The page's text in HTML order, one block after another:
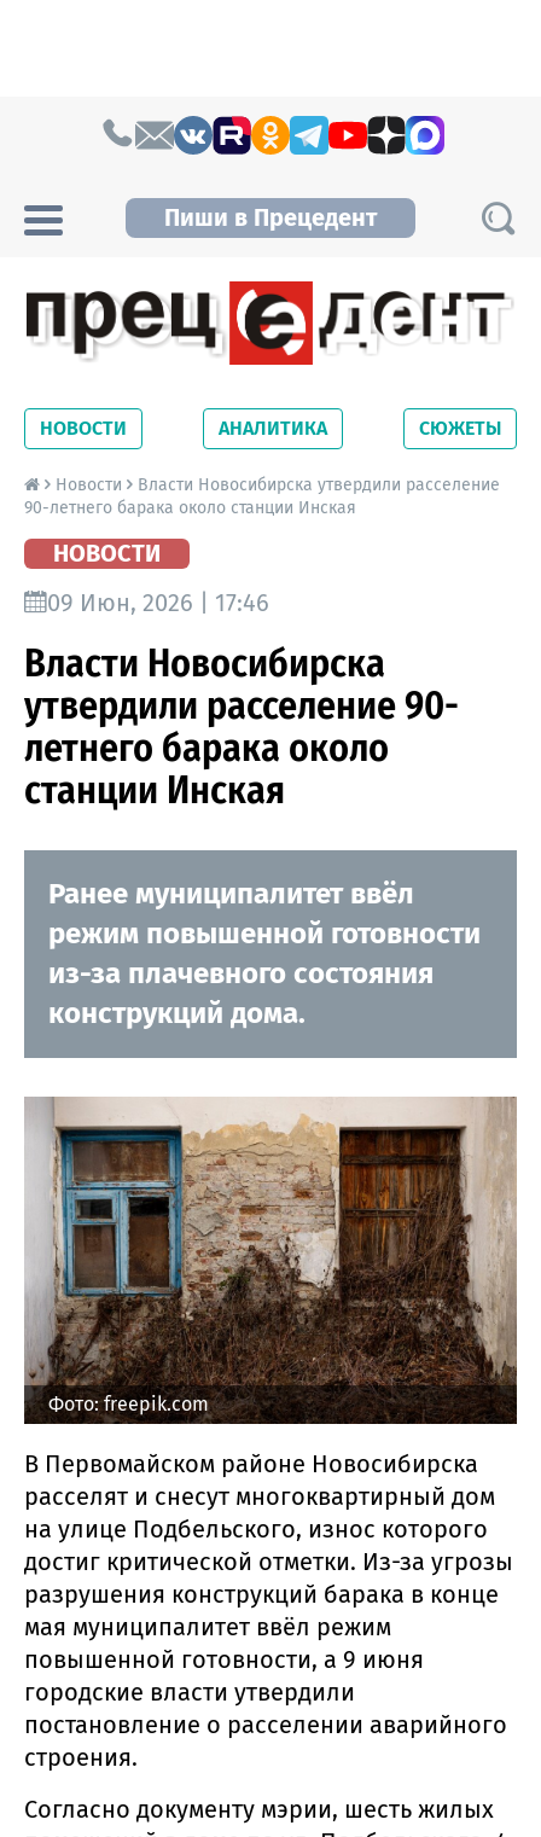
Пиши в Прецедент
Новосибирской области. Читайте свежие
новости на сайте сетевого издания
Precedent.
НОВОСТИ АНАЛИТИКА СЮЖЕТЫ
Новости
Власти Новосибирска утвердили расселение
90-летнего барака около станции Инская
НОВОСТИ
09 Июн, 2026 | 17:46
Власти Новосибирска
утвердили расселение 90-
летнего барака около
станции Инская
Ранее муниципалитет ввёл
режим повышенной готовности
из-за плачевного состояния
конструкций дома.
Фото: freepik.com
В Первомайском районе Новосибирска
расселят и снесут многоквартирный дом
на улице Подбельского, износ которого
достиг критической отметки. Из-за угрозы
разрушения конструкций барака в конце
мая муниципалитет ввёл режим
повышенной готовности, а 9 июня
городские власти утвердили
постановление о расселении аварийного
строения.
Согласно документу мэрии, шесть жилых